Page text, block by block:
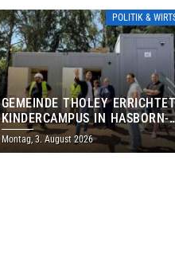
POLITIK &
GEMEINDE THOLEY
KINDERCAMPUS IN HASBORN-
DAUTWEILER FÜR RUND 8,5
MILLIONEN EURO
Montag, 3. August 2026